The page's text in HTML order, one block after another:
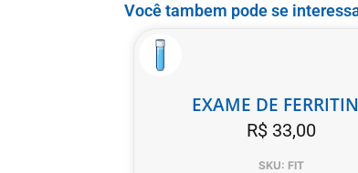
Você tambem pode se
EXAME DE
R$ 33,00
SKU: FIT